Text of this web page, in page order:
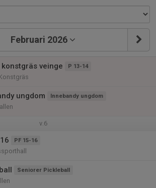
Februari 2026
veinge P 13-14
ungdom Innebandy ungdom
v.6
PF 15-16
Seniorer Pickleball